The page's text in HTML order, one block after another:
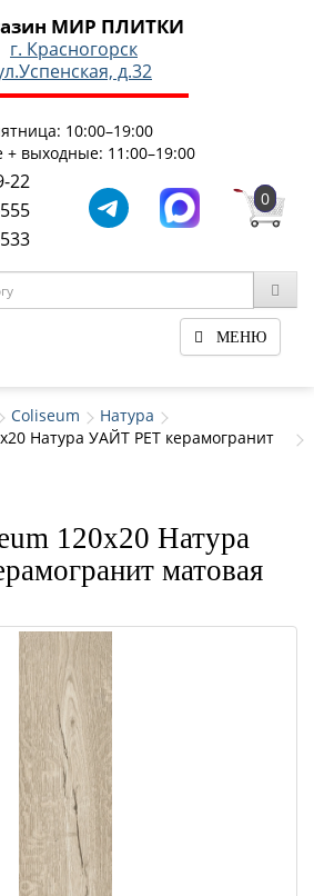
МИР ПЛИТКИ
г. Красногорск
д.32
10:00–19:00
+ выходные: 11:00–19:00
22
0
МЕНЮ
Coliseum
Натура
Натура УАЙТ РЕТ керамогранит
120x20 Натура
матовая